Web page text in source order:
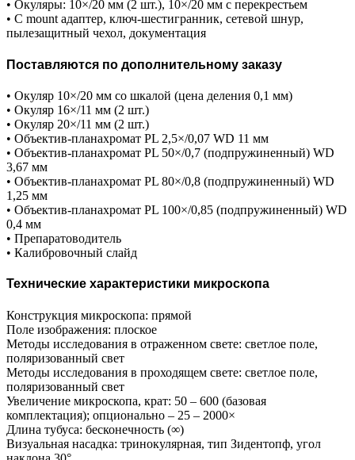
• Окуляры: 10×/20 мм (2 шт.), 10×/20 мм с перекрестьем
• C mount адаптер, ключ-шестигранник, сетевой шнур,
пылезащитный чехол, документация
Поставляются по дополнительному заказу
• Окуляр 10×/20 мм со шкалой (цена деления 0,1 мм)
• Окуляр 16×/11 мм (2 шт.)
• Окуляр 20×/11 мм (2 шт.)
• Объектив-планахромат PL 2,5×/0,07 WD 11 мм
• Объектив-планахромат PL 50×/0,7 (подпружиненный) WD
3,67 мм
• Объектив-планахромат PL 80×/0,8 (подпружиненный) WD
1,25 мм
• Объектив-планахромат PL 100×/0,85 (подпружиненный) WD
0,4 мм
• Препаратоводитель
• Калибровочный слайд
Технические характеристики микроскопа
Конструкция микроскопа: прямой
Поле изображения: плоское
Методы исследования в отраженном свете: светлое поле,
поляризованный свет
Методы исследования в проходящем свете: светлое поле,
поляризованный свет
Увеличение микроскопа, крат: 50 – 600 (базовая
комплектация); опционально – 25 – 2000×
Длина тубуса: бесконечность (∞)
Визуальная насадка: тринокулярная, тип Зидентопф, угол